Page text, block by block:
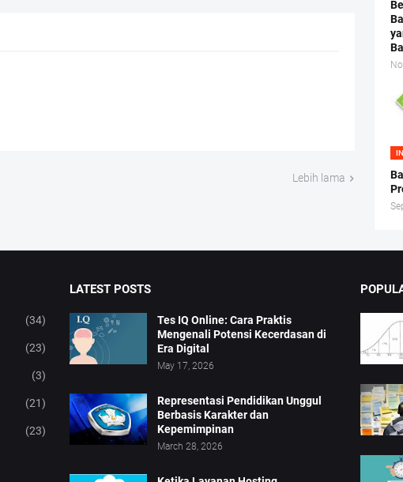
Lebih lama
(34)
(23)
(3)
(21)
(23)
LATEST POSTS
Tes IQ Online: Cara Praktis
Mengenali Potensi Kecerdasan di
Era Digital
May 17, 2026
Representasi Pendidikan Unggul
Berbasis Karakter dan
Kepemimpinan
March 28, 2026